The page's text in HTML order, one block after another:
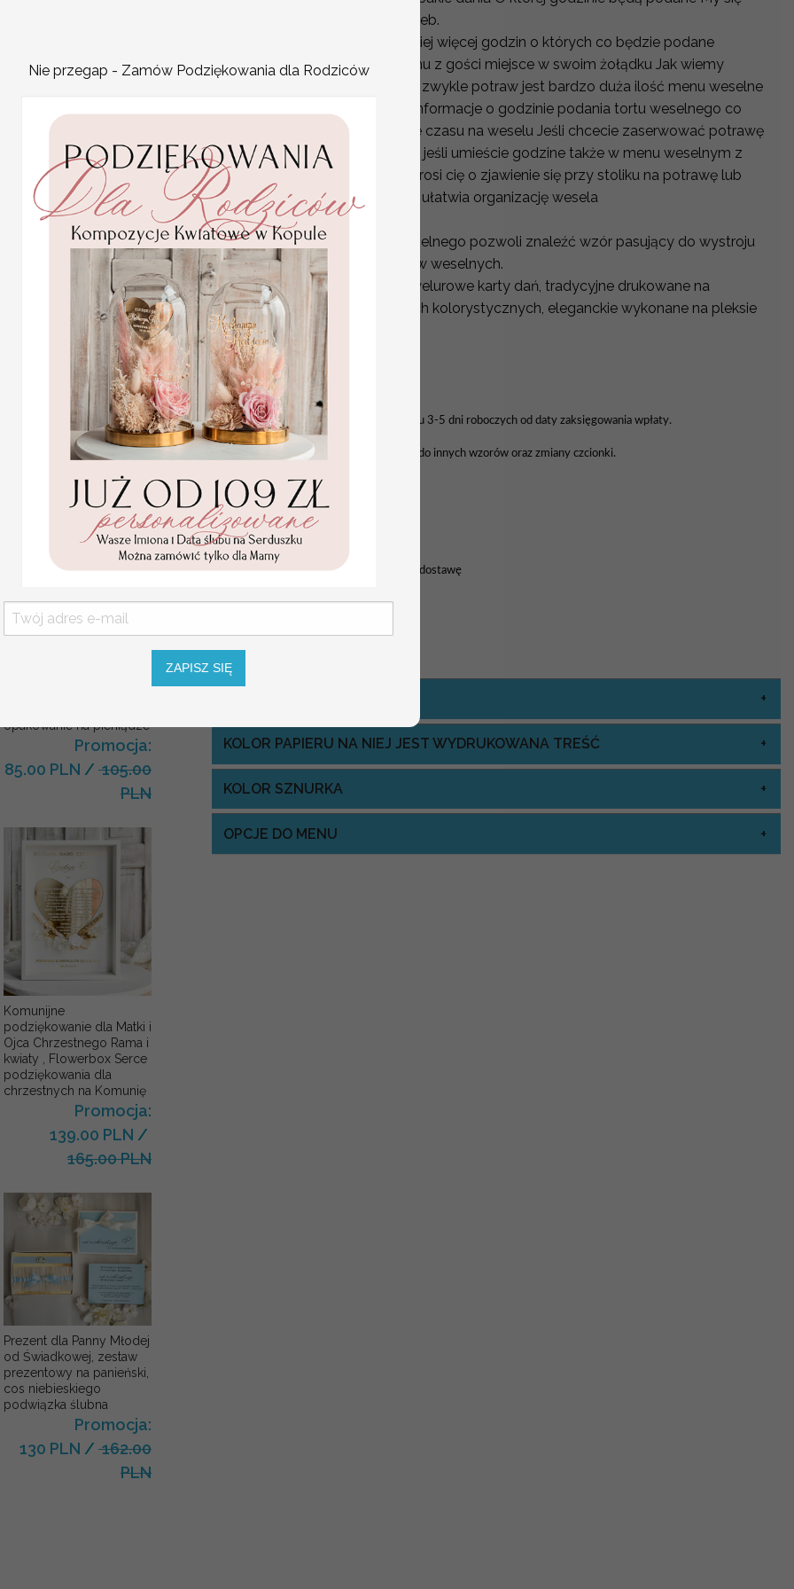
ślubne winietki na stół
Promocja:
2 PLN/2.50 PLN
opakowanie na pieniądze
Promocja:
85.00 PLN / 105.00
PLN
Komunijne
podziękowanie dla Matki i
Ojca Chrzestnego Rama i
kwiaty , Flowerbox Serce
podziękowania dla
chrzestnych na Komunię
Promocja:
139.00 PLN /
165.00 PLN
Prezent dla Panny Młodej
od Świadkowej, zestaw
prezentowy na panieński,
cos niebieskiego
podwiązka ślubna
Promocja:
130 PLN / 162.00
PLN
dostosujemy do twoich potrzeb.
Waszego wesela podanie mniej więcej godzin o których co będzie podane
pozwala zaplanować każdemu z gości miejsce w swoim żołądku Jak wiemy
mamy ograniczone miejsce a zwykle potraw jest bardzo duża ilość menu weselne
powinno lub może zawierać informacje o godzinie podania tortu weselnego co
ułatwi gościom zaplanowanie czasu na weselu Jeśli chcecie zaserwować potrawę
niespodziankę Dobrze będzie jeśli umieście godzine także w menu weselnym z
napisem że o owej godzinie prosi cię o zjawienie się przy stoliku na potrawę lub
niespodziankę menu weselne ułatwia organizację wesela
Różnorodna oferta menu weselnego pozwoli znaleźć wzór pasujący do wystroju
Sali weselnej i dekoracji stołów weselnych.
W naszej ofercie znajdziesz welurowe karty dań, tradycyjne drukowane na
papierze w różnych wariantach kolorystycznych, eleganckie wykonane na pleksie
MENU WESELNE NA STÓŁ
Menu weselne w stylu boho.
Projekt do akceptacji wysyłamy w ciągu 3-5 dni roboczych od daty zaksięgowania wpłaty.
Istnieje możliwość dopasowania menu do innych wzorów oraz zmiany czcionki.
WYMIARY: ok. 11x21 cm
Usługa ekspress:
Dopłata 40% do wartości zamówienia
i realizacja w 7 dni roboczych + 48h na dostawę
KOLOR PAPIERU NA NIEJ JEST WYDRUKOWANA TREŚĆ
KOLOR SZNURKA
OPCJE DO MENU
Nie przegap - Zamów Podziękowania dla Rodziców
ZAPISZ SIĘ